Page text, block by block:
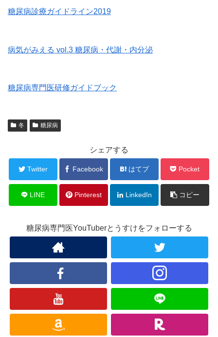
糖尿病診療ガイドライン2019
病気がみえる vol.3 糖尿病・代謝・内分泌
糖尿病専門医研修ガイドブック
冬 糖尿病
シェアする
Twitter Facebook はてブ Pocket
LINE Pinterest LinkedIn コピー
糖尿病専門医YouTuberとうすけをフォローする